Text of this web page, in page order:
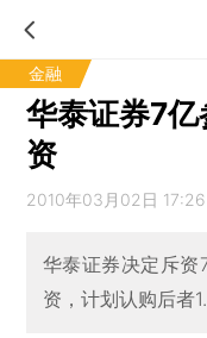
金融
华泰证券7
资
2010年03月02日 17:26
华泰证券决定斥资
资，计划认购后者